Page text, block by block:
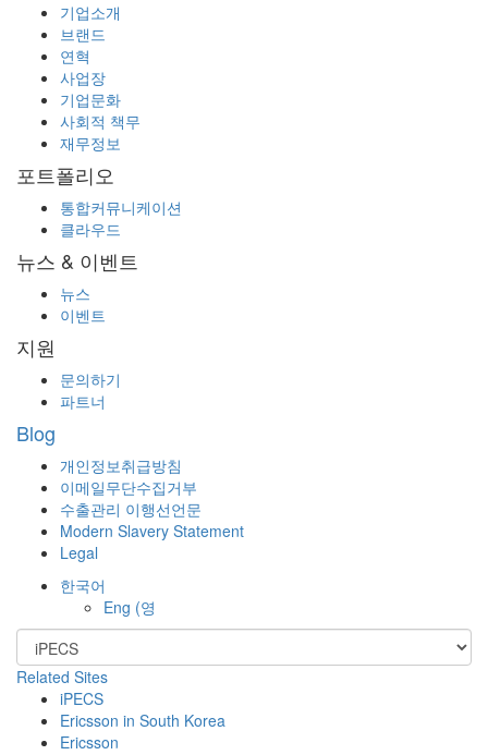
기업소개
브랜드
연혁
사업장
기업문화
사회적 책무
재무정보
포트폴리오
통합커뮤니케이션
클라우드
뉴스 & 이벤트
뉴스
이벤트
지원
문의하기
파트너
Blog
개인정보취급방침
이메일무단수집거부
수출관리 이행선언문
Modern Slavery Statement
Legal
한국어
Eng (영
Related Sites
iPECS
Ericsson in South Korea
Ericsson